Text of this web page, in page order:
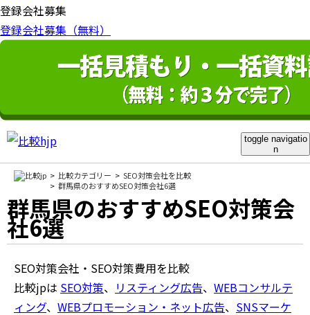
登録会社募集
登録会社募集（無料）
toggle navigatio
n
比較カテゴリー
SEO対策会社を比較
群馬県のおすすめSEO対策会社6選
群馬県のおすすめSEO対策会
社6選
SEO対策会社・SEO対策費用を比較
比較jpは SEO対策、 リスティング広告、 WEBコンサルテ
ィング、 WEBプロモーション・ネット広告、 SNSマーケ